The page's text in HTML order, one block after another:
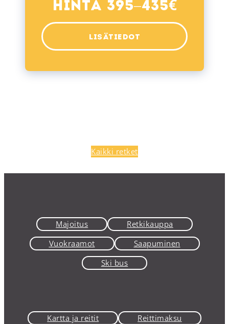
Hinta 395–435€
LISÄTIEDOT
Kaikki retket
Majoitus
Retkikauppa
Vuokraamot
Saapuminen
Ski bus
Kartta ja reitit
Reittimaksu